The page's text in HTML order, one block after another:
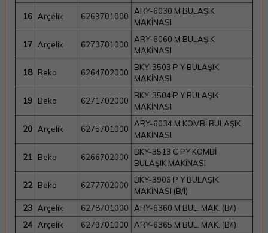
16 Arçelik 6269701000
ARY-6030 M BULAŞIK
MAKİNASI
17 Arçelik 6273701000
ARY-6060 M BULAŞIK
MAKİNASI
18 Beko 6264702000
BKY-3503 P Y BULAŞIK
MAKİNASI
19 Beko 6271702000
BKY-3504 P Y BULAŞIK
MAKİNASI
20 Arçelik 6275701000
ARY-6034 M KOMBİ BULAŞIK
MAKİNASI
21 Beko 6266702000
BKY-3513 C PY KOMBİ
BULAŞIK MAKİNASI
22 Beko 6277702000
BKY-3906 P Y BULAŞIK
MAKİNASI (B/I)
23 Arçelik 6278701000
ARY-6360 M BUL. MAK. (B/I)
24 Arçelik 6279701000
ARY-6365 M BUL. MAK. (B/I)